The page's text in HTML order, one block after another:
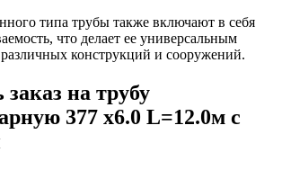
типа трубы также включают в себя
что делает ее универсальным
конструкций и сооружений.
на трубу
377 х6.0 L=12.0м с